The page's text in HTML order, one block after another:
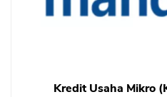
Kredit Usaha Mikro